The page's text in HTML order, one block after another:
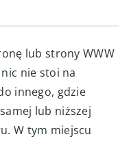
lub strony WWW
nie stoi na
innego, gdzie
lub niższej
W tym miejscu